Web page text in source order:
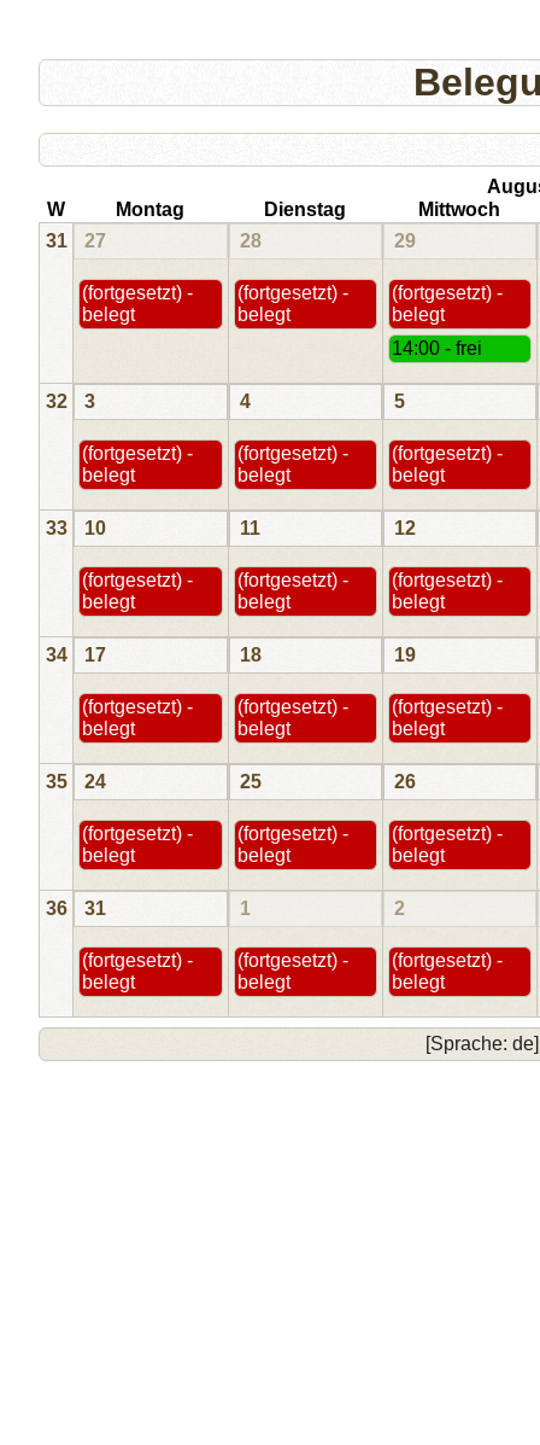
W
Montag Dienstag
Mittwoch
31
27
(fortgesetzt) -
belegt
28
(fortgesetzt) -
belegt
29
(fortgesetzt) -
belegt
14:00 - frei
32 3
(fortgesetzt) -
belegt
4
(fortgesetzt) -
belegt
5
(fortgesetzt) -
belegt
33 10
(fortgesetzt) -
belegt
11
(fortgesetzt) -
belegt
12
(fortgesetzt) -
belegt
34 17
(fortgesetzt) -
belegt
18
(fortgesetzt) -
belegt
19
(fortgesetzt) -
belegt
35 24
(fortgesetzt) -
belegt
25
(fortgesetzt) -
belegt
26
(fortgesetzt) -
belegt
36 31
(fortgesetzt) -
belegt
1
(fortgesetzt) -
belegt
2
(fortgesetzt) -
belegt
[Sprache: